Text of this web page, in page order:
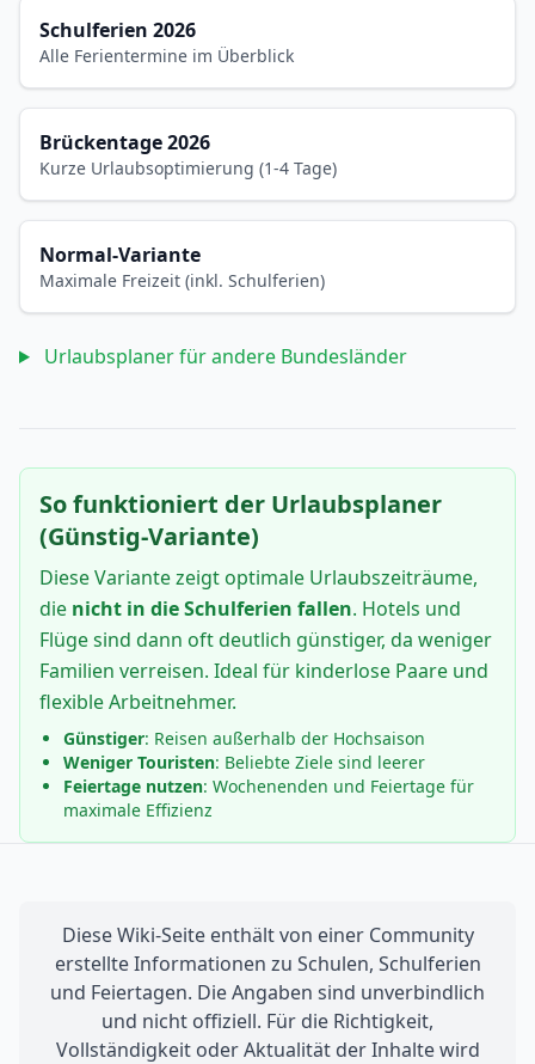
Schulferien 2026
Alle Ferientermine im Überblick
Brückentage 2026
Kurze Urlaubsoptimierung (1-4 Tage)
Normal-Variante
Maximale Freizeit (inkl. Schulferien)
Urlaubsplaner für andere Bundesländer
So funktioniert der Urlaubsplaner
(Günstig-Variante)
Diese Variante zeigt optimale Urlaubszeiträume,
die nicht in die Schulferien fallen. Hotels und
Flüge sind dann oft deutlich günstiger, da weniger
Familien verreisen. Ideal für kinderlose Paare und
flexible Arbeitnehmer.
Günstiger: Reisen außerhalb der Hochsaison
Weniger Touristen: Beliebte Ziele sind leerer
Feiertage nutzen: Wochenenden und Feiertage für
maximale Effizienz
Diese Wiki-Seite enthält von einer Community
erstellte Informationen zu Schulen, Schulferien
und Feiertagen. Die Angaben sind unverbindlich
und nicht offiziell. Für die Richtigkeit,
Vollständigkeit oder Aktualität der Inhalte wird